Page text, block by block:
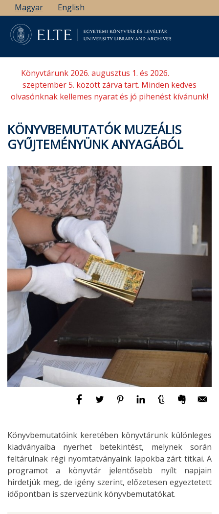
Ugrás
a
tartalomra
Magyar English
Könyvtárunk 2026. augusztus 1. és 2026.
szeptember 5. között zárva tart. Minden kedves
olvasónknak kellemes nyarat és jó pihenést kívánunk!
KÖNYVBEMUTATÓK MUZEÁLIS
GYŰJTEMÉNYÜNK ANYAGÁBÓL
Könyvbemutatóink keretében könyvtárunk különleges
kiadványaiba nyerhet betekintést, melynek során
feltárulnak régi nyomtatványaink lapokba zárt titkai. A
programot a könyvtár jelentősebb nyílt napjain
hirdetjük meg, de igény szerint, előzetesen egyeztetett
időpontban is szervezünk könyvbemutatókat.